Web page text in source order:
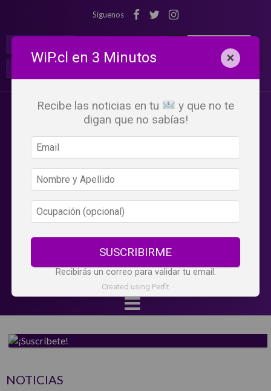
Síguenos
NOTICIAS
WiP.cl en 3 Minutos ×
Recibe las noticias en tu
y que no te
digan que no sabías!
SUSCRIBIRME
Recibirás un correo para validar tu email.
Created using Perfit